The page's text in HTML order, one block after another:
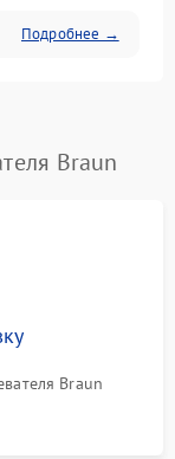
Подробнее →
Braun
Braun